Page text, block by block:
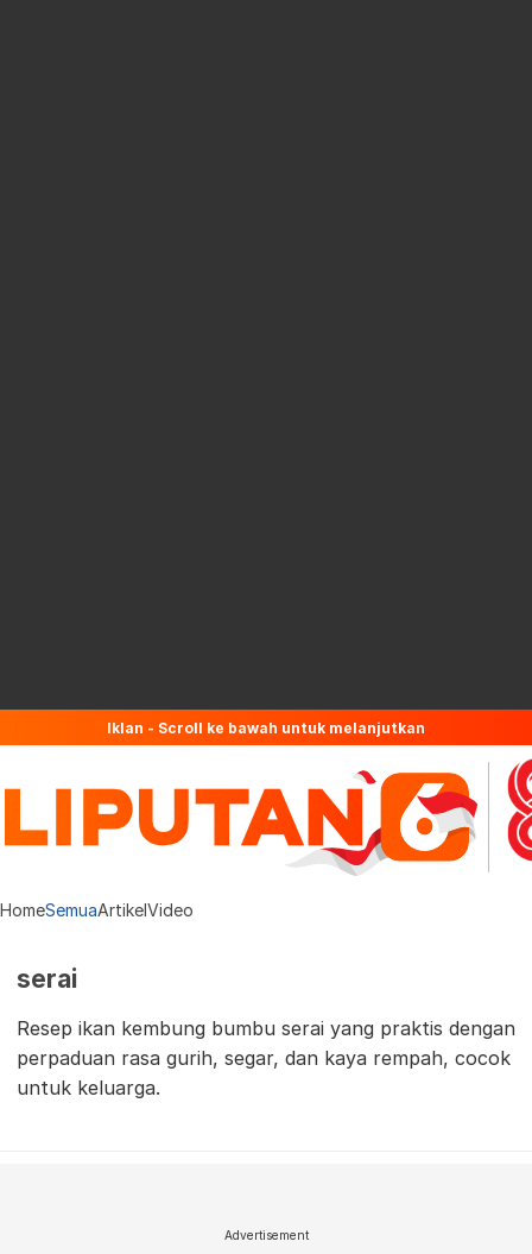
Iklan - Scroll ke bawah untuk melanjutkan
HomeSemuaArtikelVideo
serai
Resep ikan kembung bumbu serai yang praktis dengan
perpaduan rasa gurih, segar, dan kaya rempah, cocok
untuk keluarga.
Advertisement